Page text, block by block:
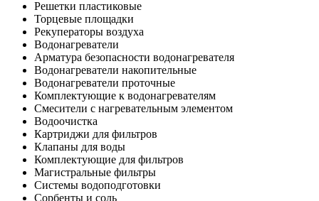
Решетки пластиковые
Торцевые площадки
Рекуператоры воздуха
Водонагреватели
Арматура безопасности водонагревателя
Водонагреватели накопительные
Водонагреватели проточные
Комплектующие к водонагревателям
Смесители с нагревательным элементом
Водоочистка
Картриджи для фильтров
Клапаны для воды
Комплектующие для фильтров
Магистральные фильтры
Системы водоподготовки
Сорбенты и соль